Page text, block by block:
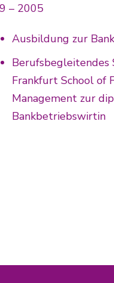
– 2005
Ausbildung zur
Berufsbegleitendes
Frankfurt School of
Management zur
Bankbetriebswirtin